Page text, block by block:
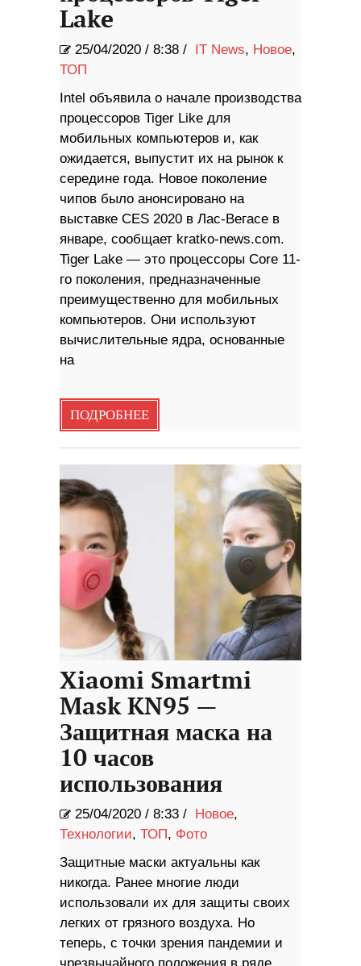
Lake
25/04/2020 / 8:38 / IT News, Новое,
ТОП
Intel объявила о начале производства
процессоров Tiger Like для
мобильных компьютеров и, как
ожидается, выпустит их на рынок к
середине года. Новое поколение
чипов было анонсировано на
выставке CES 2020 в Лас-Вегасе в
январе, сообщает kratko-news.com.
Tiger Lake — это процессоры Core 11-
го поколения, предназначенные
преимущественно для мобильных
компьютеров. Они используют
вычислительные ядра, основанные
на
ПОДРОБНЕЕ
Xiaomi Smartmi
Mask KN95 —
Защитная маска на
10 часов
использования
25/04/2020 / 8:33 / Новое,
Технологии, ТОП, Фото
Защитные маски актуальны как
никогда. Ранее многие люди
использовали их для защиты своих
легких от грязного воздуха. Но
теперь, с точки зрения пандемии и